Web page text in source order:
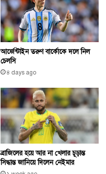
আর্জেন্টাইন তরুণ বার্কোকে দলে নিল
চেলসি
৪ days ago
ব্রাজিলের হয়ে আর না খেলার চূড়ান্ত
সিদ্ধান্ত জানিয়ে দিলেন নেইমার